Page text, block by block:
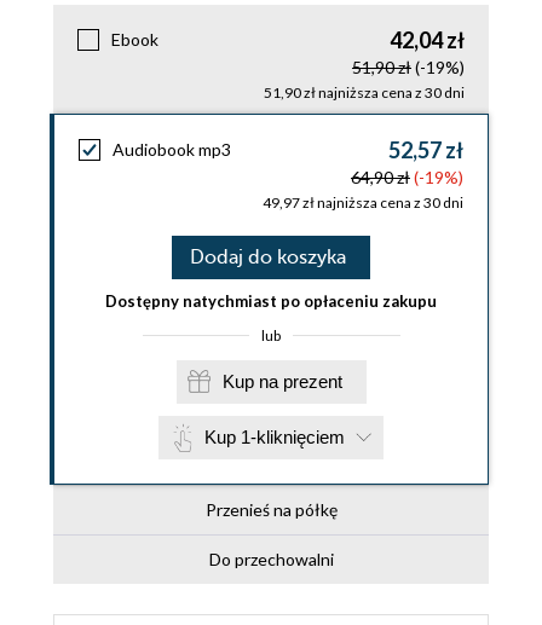
Ebook 42,04 zł
51,90 zł(-19%)
51,90 zł najniższa cena z 30 dni
Audiobook mp3 52,57 zł
64,90 zł(-19%)
49,97 zł najniższa cena z 30 dni
Dodaj do koszyka
Dostępny natychmiast po opłaceniu zakupu
lub
Kup na prezent
Kup 1-kliknięciem
Przenieś na półkę
Do przechowalni